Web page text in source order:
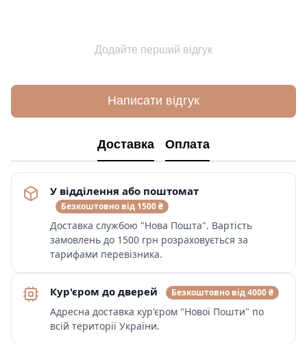
Додайте перший відгук
Написати відгук
Доставка Оплата
У відділення або поштомат
Безкоштовно від 1500 ₴
Доставка службою "Нова Пошта". Вартість
замовлень до 1500 грн розраховується за
тарифами перевізника.
Кур'єром до дверей Безкоштовно від 4000 ₴
Адресна доставка кур'єром "Нової Пошти" по
всій території України.